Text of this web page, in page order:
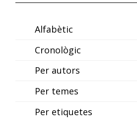
Alfabètic
Cronològic
Per autors
Per temes
Per etiquetes